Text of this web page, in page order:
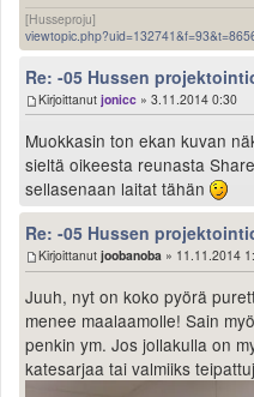
[Husseproju]
Re: -05 Hussen
Kirjoittanut jonicc » 3.11.2014 0:30
Muokkasin ton ekan kuvan
sieltä oikeesta reunasta
sellasenaan laitat tähän
Re: -05 Hussen
Kirjoittanut joobanoba » 11.11.2014
Juuh, nyt on koko pyörä
menee maalaamolle! Sain
penkin ym. Jos jollakulla on
katesarjaa tai valmiiks